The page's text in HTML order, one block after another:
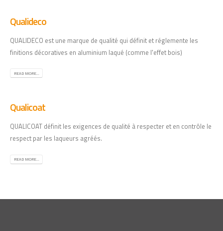
Qualideco
QUALIDECO est une marque de qualité qui définit et réglemente les
finitions décoratives en aluminium laqué (comme l'effet bois)
READ MORE...
Qualicoat
QUALICOAT définit les exigences de qualité à respecter et en contrôle le
respect par les laqueurs agréés.
READ MORE...